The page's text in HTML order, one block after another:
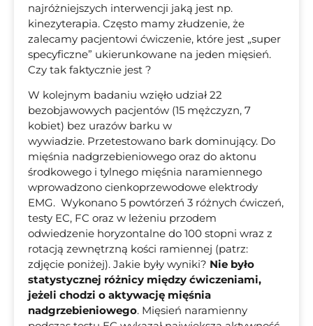
najróżniejszych interwencji jaką jest np.
kinezyterapia. Często mamy złudzenie, że
zalecamy pacjentowi ćwiczenie, które jest „super
specyficzne” ukierunkowane na jeden mięsień.
Czy tak faktycznie jest ?
W kolejnym badaniu wzięło udział 22
bezobjawowych pacjentów (15 mężczyzn, 7
kobiet) bez urazów barku w
wywiadzie. Przetestowano bark dominujący. Do
mięśnia nadgrzebieniowego oraz do aktonu
środkowego i tylnego mięśnia naramiennego
wprowadzono cienkoprzewodowe elektrody
EMG. Wykonano 5 powtórzeń 3 różnych ćwiczeń,
testy EC, FC oraz w leżeniu przodem
odwiedzenie horyzontalne do 100 stopni wraz z
rotacją zewnętrzną kości ramiennej (patrz:
zdjęcie poniżej). Jakie były wyniki? Nie było
statystycznej różnicy między ćwiczeniami,
jeżeli chodzi o aktywację mięśnia
nadgrzebieniowego. Mięsień naramienny